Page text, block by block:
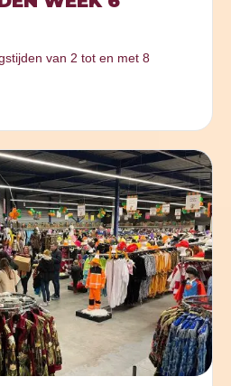
van 2 tot en met 8